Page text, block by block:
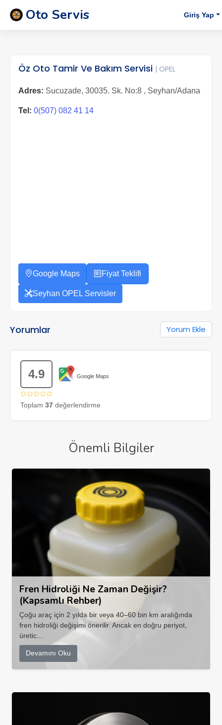
Oto Servis Giriş Yap
Öz Oto Tamir Ve Bakım Servisi | OPEL
Adres: Sucuzade, 30035. Sk. No:8 , Seyhan/Adana
Tel: 0(507) 082 41 14
Google Maps Fiyat Teklifi
Seyhan OPEL Servisler
Yorumlar Yorum Ekle
4.9 Google Maps
✩✩✩✩✩
Toplam 37 değerlendirme
Önemli Bilgiler
Fren Hidroliği Ne Zaman Değişir?
(Kapsamlı Rehber)
Çoğu araç için 2 yılda bir veya 40–60 bin km aralığında
fren hidroliği değişimi önerilir. Ancak en doğru periyot,
üretic...
Devamını Oku